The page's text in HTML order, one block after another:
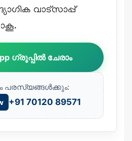
വാട്സാപ്പ്
ഗ്രൂപ്പിൽ ചേരാം
പരസ്യങ്ങൾക്കും:
+91 70120 89571